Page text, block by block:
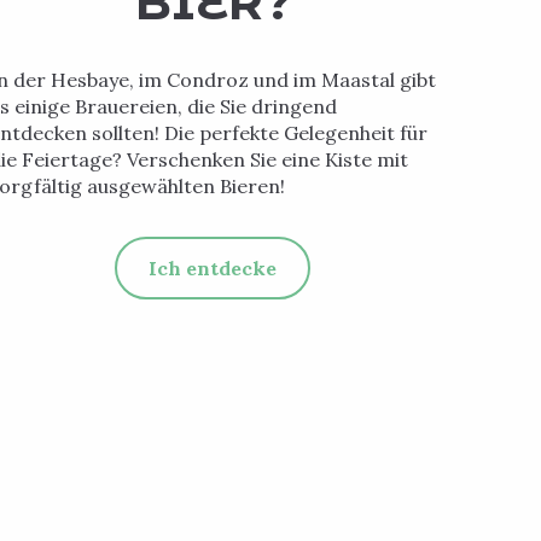
der Hesbaye, im Condroz und im Maastal gibt
einige Brauereien, die Sie dringend
sollten! Die perfekte Gelegenheit für
Feiertage? Verschenken Sie eine Kiste mit
ausgewählten Bieren!
Ich entdecke